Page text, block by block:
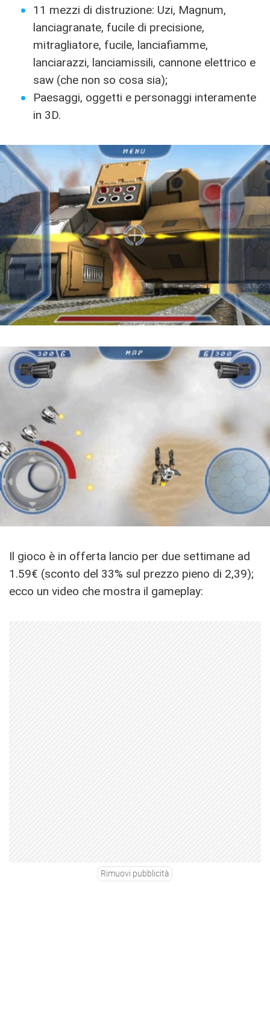
11 mezzi di distruzione: Uzi, Magnum,
lanciagranate, fucile di precisione,
mitragliatore, fucile, lanciafiamme,
lanciarazzi, lanciamissili, cannone elettrico e
saw (che non so cosa sia);
Paesaggi, oggetti e personaggi interamente
in 3D.
Il gioco è in offerta lancio per due settimane ad
1.59€ (sconto del 33% sul prezzo pieno di 2,39);
ecco un video che mostra il gameplay:
Rimuovi pubblicità